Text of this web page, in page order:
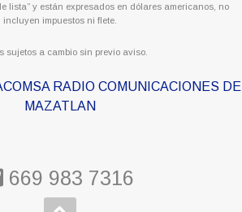
lista” y están expresados en dólares americanos, no
incluyen impuestos ni flete.
sujetos a cambio sin previo aviso.
RADIO COMUNICACIONES DE
MAZATLAN
669 983 7316